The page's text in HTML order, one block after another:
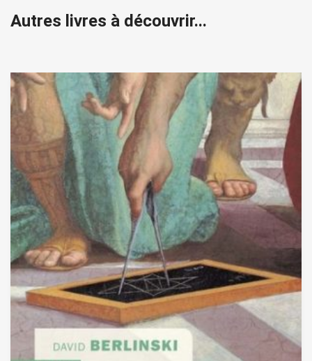
Autres livres à découvrir...